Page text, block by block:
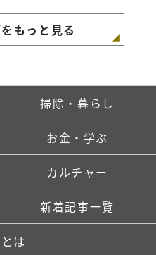
もっと見る
掃除・暮らし
お金・学ぶ
カルチャー
新着記事一覧
は